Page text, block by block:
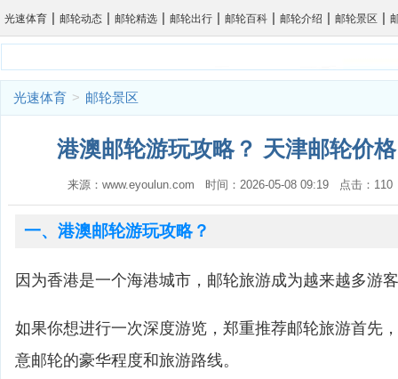
光速体育 | 邮轮动态 | 邮轮精选 | 邮轮出行 | 邮轮百科 | 邮轮介绍 | 邮轮景区 |
光速体育 > 邮轮景区
港澳邮轮游玩攻略？ 天津邮轮价
来源：www.eyoulun.com 时间：2026-05-08 09:19 点击：
一、港澳邮轮游玩攻略？
因为香港是一个海港城市，邮轮旅游成为越来越多游
如果你想进行一次深度游览，郑重推荐邮轮旅游首先
意邮轮的豪华程度和旅游路线。